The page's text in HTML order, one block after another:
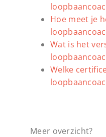
Hoe meet je
Wat is het
Welke
Meer overzicht?